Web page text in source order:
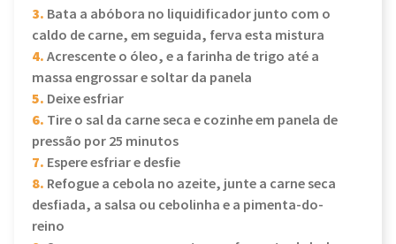
3. Bata a abóbora no liquidificador junto com o
caldo de carne, em seguida, ferva esta mistura
4.Acrescente o óleo, e a farinha de trigo até a
massa engrossar e soltar da panela
5. Deixe esfriar
6. Tire o sal da carne seca e cozinhe em panela de
pressão por 25 minutos
7. Espere esfriar e desfie
8. Refogue a cebola no azeite, junte a carne seca
desfiada, a salsa ou cebolinha e a pimenta-do-
reino